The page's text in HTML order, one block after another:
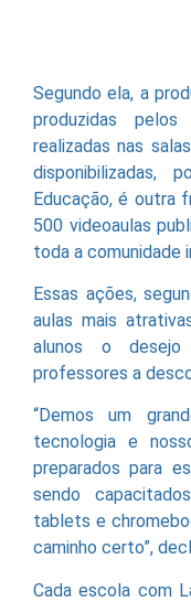
Segundo ela, a
produzidas
realizadas nas
disponibilizadas,
Educação, é outra
500 videoaulas
toda a comunidade
Essas ações,
aulas mais
alunos o desejo
professores a
“Demos um
tecnologia e
preparados para
sendo
tablets e
caminho certo”,
Cada escola com